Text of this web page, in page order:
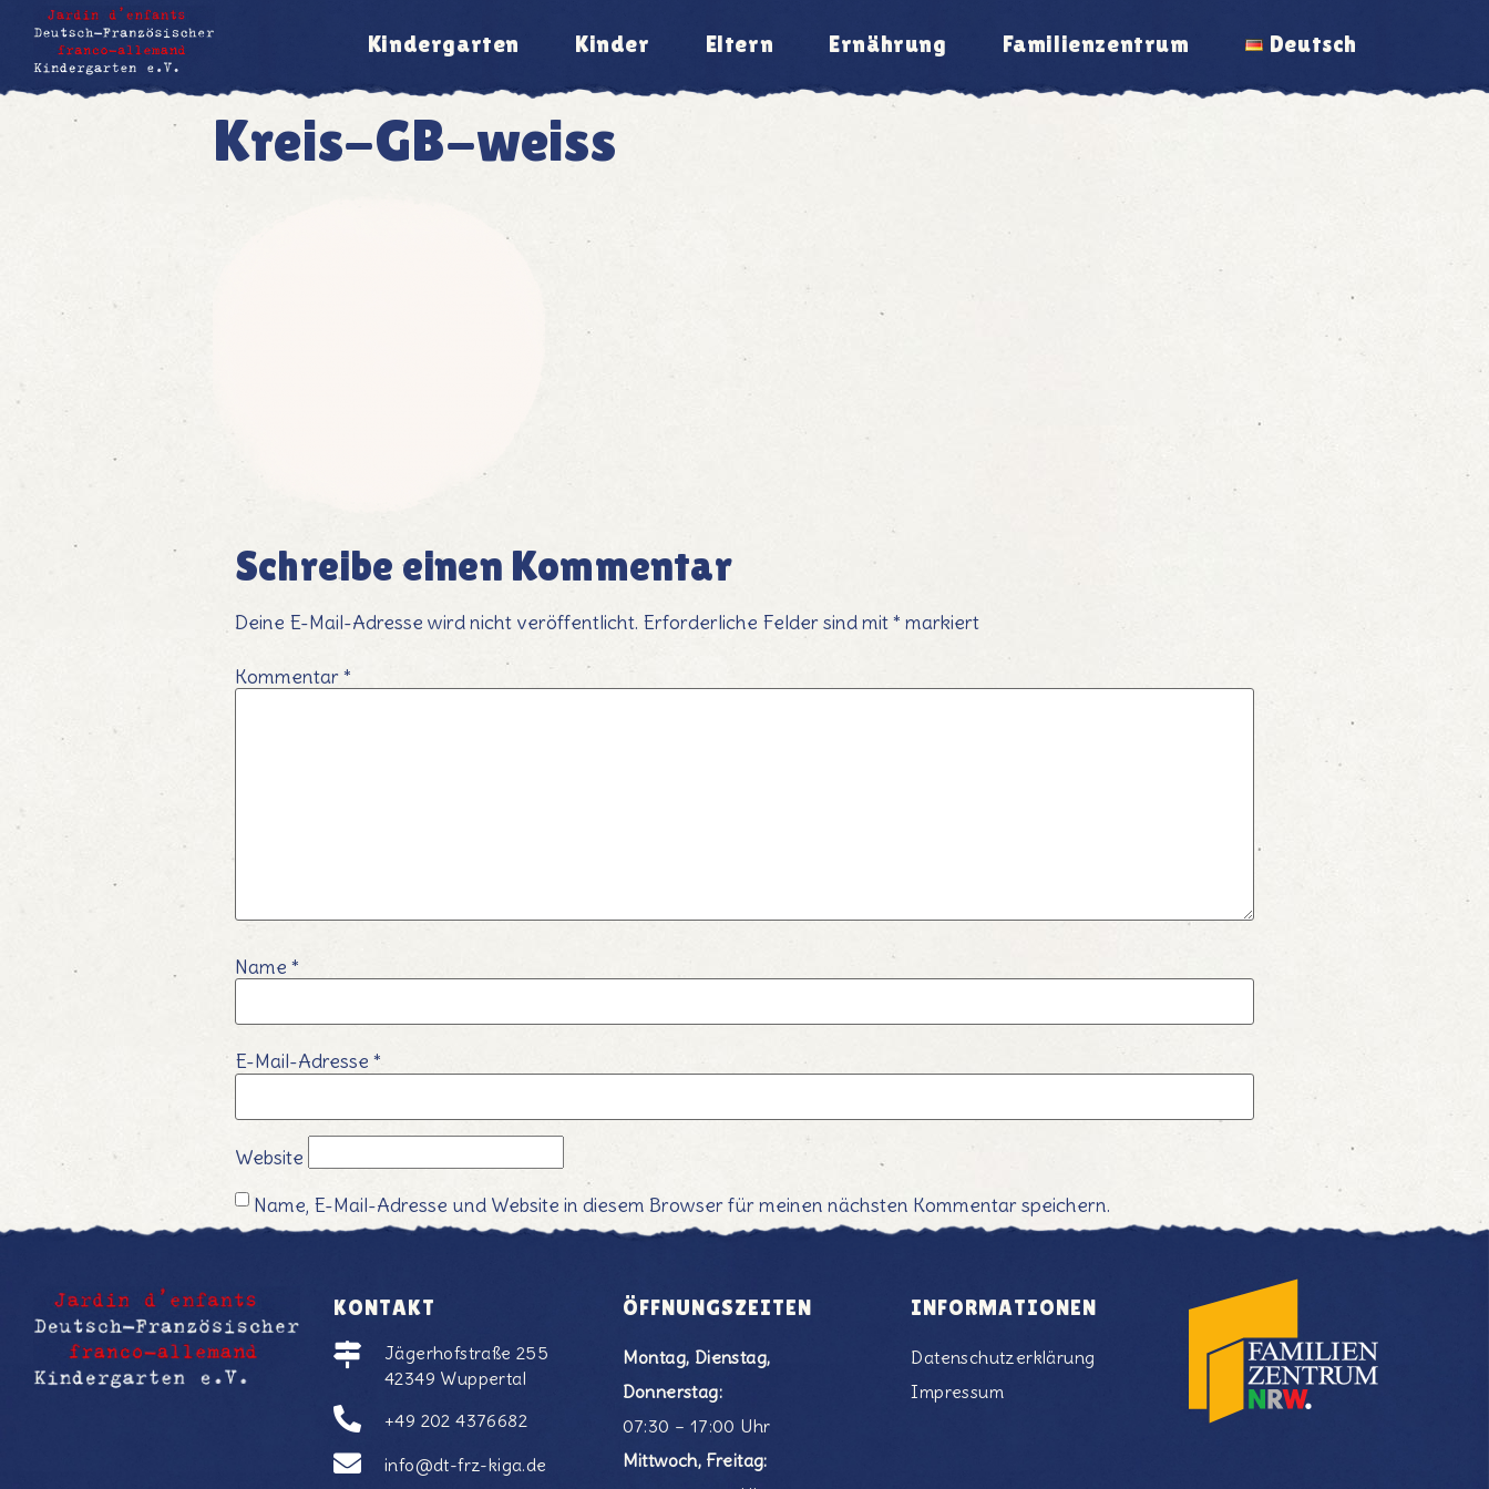
Kindergarten Kinder Eltern Ernährung Familienzentrum Deutsch
Kreis-GB-weiss
Schreibe einen Kommentar
Deine E-Mail-Adresse wird nicht veröffentlicht. Erforderliche Felder sind mit* markiert
Kommentar*
Name *
E-Mail-Adresse *
Website
Name, E-Mail-Adresse und Website in diesem Browser für meinen nächsten Kommentar speichern.
KONTAKT
Jägerhofstraße 255
42349 Wuppertal
+49 202 4376682
info@dt-frz-kiga.de
ÖFFNUNGSZEITEN
Montag, Dienstag,
Donnerstag:
07:30 – 17:00 Uhr
Mittwoch, Freitag:
INFORMATIONEN
Datenschutzerklärung
Impressum